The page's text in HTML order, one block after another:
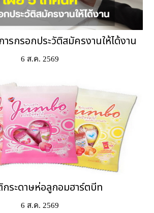
รกรอกประวัติสมัครงานให้ได้งาน
6 ส.ค. 2569
กระดาษห่อลูกอมฮาร์ตบีท
6 ส.ค. 2569